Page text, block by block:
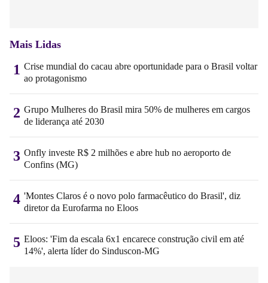
Mais Lidas
1 Crise mundial do cacau abre oportunidade para o Brasil voltar
ao protagonismo
2 Grupo Mulheres do Brasil mira 50% de mulheres em cargos
de liderança até 2030
3 Onfly investe R$ 2 milhões e abre hub no aeroporto de
Confins (MG)
4 'Montes Claros é o novo polo farmacêutico do Brasil', diz
diretor da Eurofarma no Eloos
5 Eloos: 'Fim da escala 6x1 encarece construção civil em até
14%', alerta líder do Sinduscon-MG